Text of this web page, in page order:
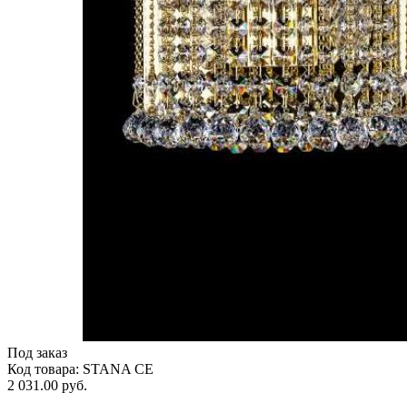
Под заказ
Код товара: STANA CE
2 031.00 руб.